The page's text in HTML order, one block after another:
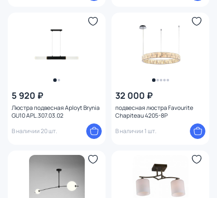
5 920 ₽
Люстра подвесная Aployt Brynia
GU10 APL.307.03.02
В наличии 20 шт.
32 000 ₽
подвесная люстра Favourite
Chapiteau 4205-8P
В наличии 1 шт.